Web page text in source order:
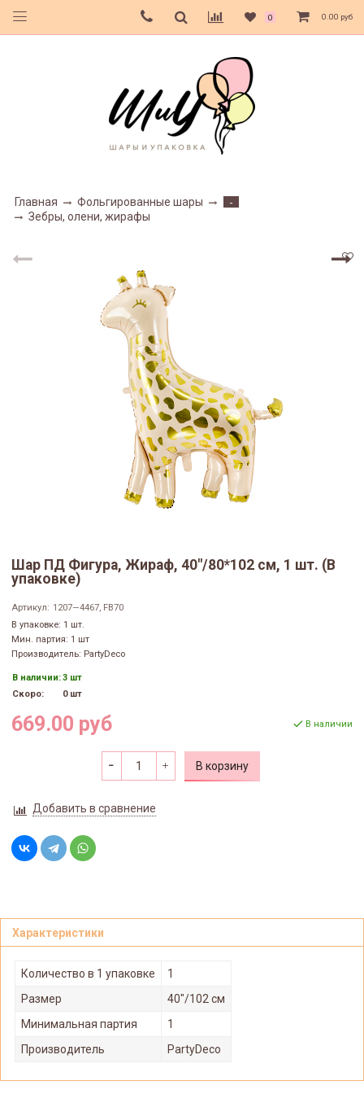
0 0.00 руб
Главная Фольгированные шары
-
Зебры, олени, жирафы
Шар ПД Фигура, Жираф, 40"/80*102 см, 1 шт. (В
упаковке)
Артикул: 1207—4467, FB70
В упаковке: 1 шт.
Мин. партия: 1 шт
Производитель: PartyDeco
В наличии:3 шт
Скоро:
0 шт
669.00 руб В наличии
В корзину
Добавить в сравнение
Характеристики
Количество в 1 упаковке
1
Размер
40"/102 см
Минимальная партия
1
Производитель
PartyDeco